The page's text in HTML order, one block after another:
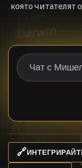
която читателят
🔗